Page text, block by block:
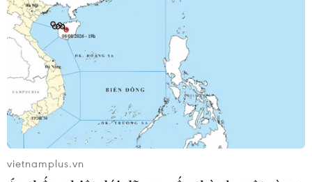
TIN LIÊN QUAN
vietnamplus.vn